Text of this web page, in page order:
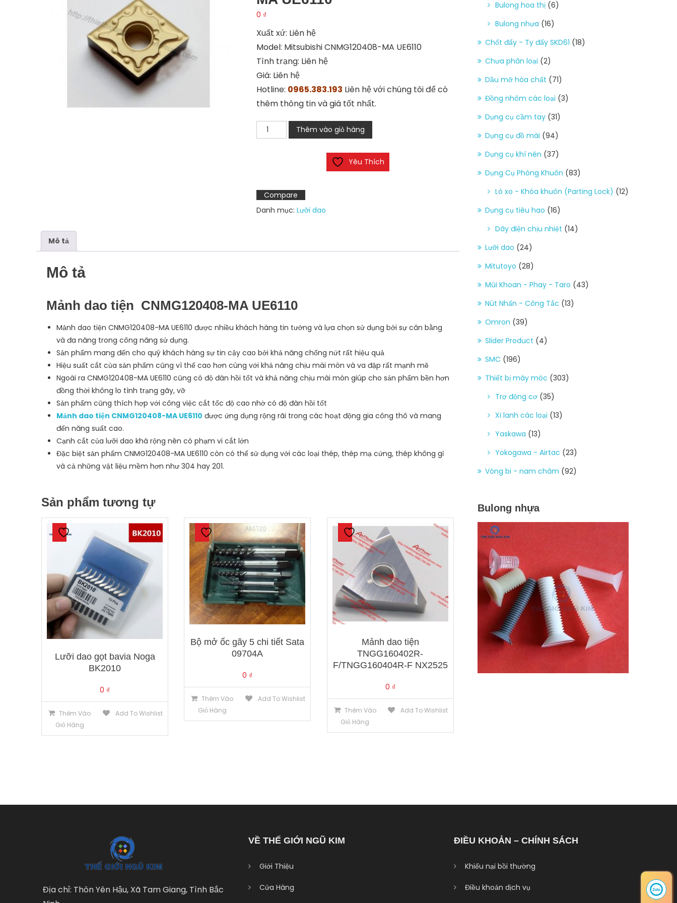
0 ₫
Xuất xứ: Liên hệ
Model: Mitsubishi CNMG120408-MA UE6110
Tình trạng: Liên hệ
Giá: Liên hệ
Hotline: 0965.383.193 Liên hệ với chúng tôi để có
thêm thông tin và giá tốt nhất.
Mảnh
dao
UE6110
số
lượng
Thêm vào giỏ hàng
Yêu Thích
Compare
Danh mục: Lưỡi dao
Mô tả
Mô tả
Mảnh dao tiện CNMG120408-MA UE6110
Mảnh dao tiện CNMG120408-MA UE6110 được nhiều khách hàng tin tưởng và lựa chọn sử dụng bởi sự cân bằng
và đa năng trong công năng sử dụng.
Sản phẩm mang đến cho quý khách hàng sự tin cậy cao bởi khả năng chống nứt rất hiệu quả
Hiệu suất cắt của sản phẩm cũng vì thế cao hơn cùng với khả năng chịu mài mòn và va đập rất mạnh mẽ
Ngoài ra CNMG120408-MA UE6110 cũng có độ đàn hồi tốt và khả năng chịu mài mòn giúp cho sản phẩm bền hơn
đồng thời không lo tình trạng gãy, vỡ
Sản phẩm cũng thích hợp với công việc cắt tốc độ cao nhờ có độ đàn hồi tốt
Mảnh dao tiện CNMG120408-MA UE6110 được ứng dụng rộng rãi trong các hoạt động gia công thô và mang
đến năng suất cao.
Cạnh cắt của lưỡi dao khá rộng nên có phạm vi cắt lớn
Đặc biệt sản phẩm CNMG120408-MA UE6110 còn có thể sử dụng với các loại thép, thép mạ cứng, thép không gỉ
và cả những vật liệu mềm hơn như 304 hay 201.
Sản phẩm tương tự
Lưỡi dao gọt bavia Noga
BK2010
0 ₫
Thêm Vào
Giỏ Hàng
Add To Wishlist
Bộ mở ốc gãy 5 chi tiết Sata
09704A
0 ₫
Thêm Vào
Giỏ Hàng
Add To Wishlist
Mảnh dao tiện
TNGG160402R-
F/TNGG160404R-F NX2525
0 ₫
Thêm Vào
Giỏ Hàng
Add To Wishlist
Bulong hoa thị (6)
Bulong nhựa (16)
Chốt đẩy - Ty đẩy SKD61 (18)
Chưa phân loại (2)
Dầu mỡ hóa chất (71)
Đồng nhôm các loại (3)
Dụng cụ cầm tay (31)
Dụng cụ đồ mài (94)
Dụng cụ khí nén (37)
Dụng Cụ Phòng Khuôn (83)
Lò xo - Khóa khuôn (Parting Lock) (12)
Dụng cụ tiêu hao (16)
Dây điện chịu nhiệt (14)
Lưỡi dao (24)
Mitutoyo (28)
Mũi Khoan - Phay - Taro (43)
Nút Nhấn - Công Tắc (13)
Omron (39)
Slider Product (4)
SMC (196)
Thiết bị máy móc (303)
Trợ động cơ (35)
Xi lanh các loại (13)
Yaskawa (13)
Yokogawa - Airtac (23)
Vòng bi - nam châm (92)
Bulong nhựa
Địa chỉ: Thôn Yên Hậu, Xã Tam Giang, Tình Bắc
VỀ THẾ GIỚI NGŨ KIM
Giới Thiệu
Cửa Hàng
ĐIỀU KHOẢN – CHÍNH SÁCH
Khiếu nại bồi thường
Điều khoản dịch vụ